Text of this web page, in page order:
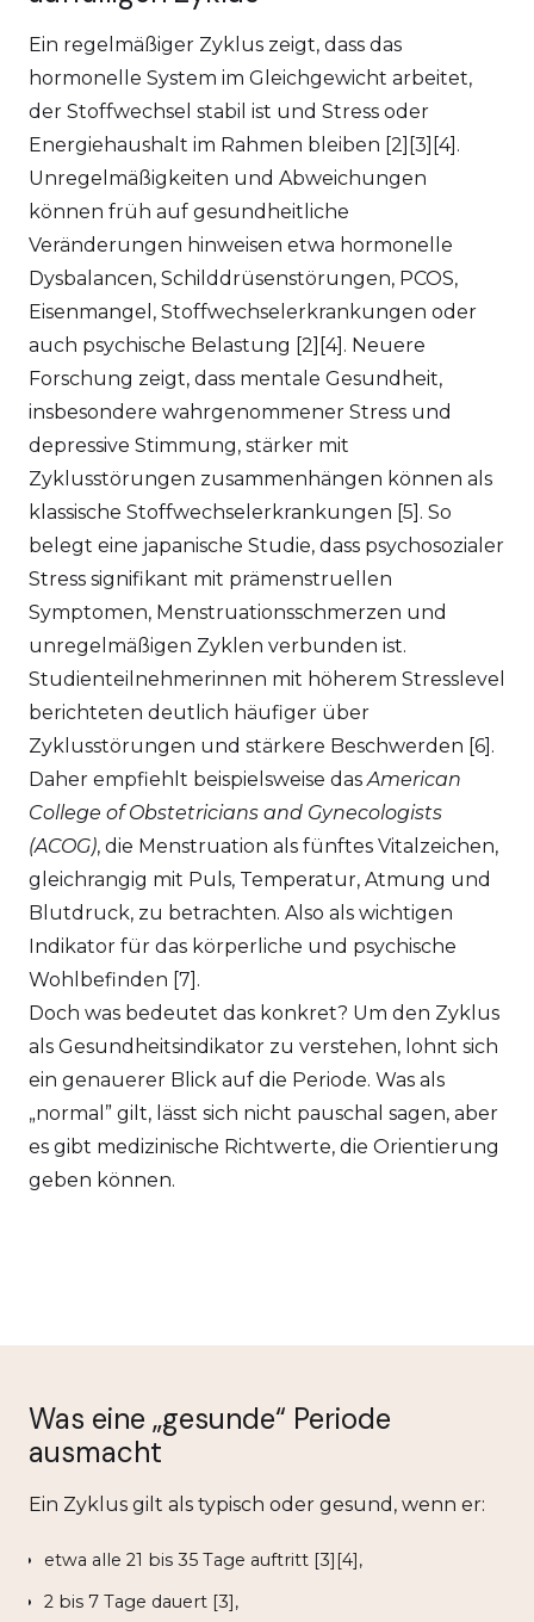
Ein regelmäßiger Zyklus zeigt, dass das
hormonelle System im Gleichgewicht arbeitet,
der Stoffwechsel stabil ist und Stress oder
Energiehaushalt im Rahmen bleiben [2][3][4].
Unregelmäßigkeiten und Abweichungen
können früh auf gesundheitliche
Veränderungen hinweisen etwa hormonelle
Dysbalancen, Schilddrüsenstörungen, PCOS,
Eisenmangel, Stoffwechselerkrankungen oder
auch psychische Belastung [2][4]. Neuere
Forschung zeigt, dass mentale Gesundheit,
insbesondere wahrgenommener Stress und
depressive Stimmung, stärker mit
Zyklusstörungen zusammenhängen können als
klassische Stoffwechselerkrankungen [5]. So
belegt eine japanische Studie, dass psychosozialer
Stress signifikant mit prämenstruellen
Symptomen, Menstruationsschmerzen und
unregelmäßigen Zyklen verbunden ist.
Studienteilnehmerinnen mit höherem Stresslevel
berichteten deutlich häufiger über
Zyklusstörungen und stärkere Beschwerden [6].
Daher empfiehlt beispielsweise dasAmerican
College of Obstetricians and Gynecologists
(ACOG), die Menstruation als fünftes Vitalzeichen,
gleichrangig mit Puls, Temperatur, Atmung und
Blutdruck, zu betrachten. Also als wichtigen
Indikator für das körperliche und psychische
Wohlbefinden [7].
Doch was bedeutet das konkret? Um den Zyklus
als Gesundheitsindikator zu verstehen, lohnt sich
ein genauerer Blick auf die Periode. Was als
„normal” gilt, lässt sich nicht pauschal sagen, aber
es gibt medizinische Richtwerte, die Orientierung
geben können.
Was eine „gesunde“ Periode
ausmacht
Ein Zyklus gilt als typisch oder gesund, wenn er:
etwa alle 21 bis 35 Tage auftritt [3][4],
2 bis 7 Tage dauert [3],